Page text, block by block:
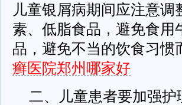
儿童银屑病期间应注意
素、低脂食品，避免食
品，避免不当的饮食习
癣医院郑州哪家好
二、儿童患者要加强